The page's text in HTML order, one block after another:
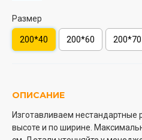
Размер
200*40 200*60 200*70
ОПИСАНИЕ
Изготавливаем нестандартные
высоте и по ширине.